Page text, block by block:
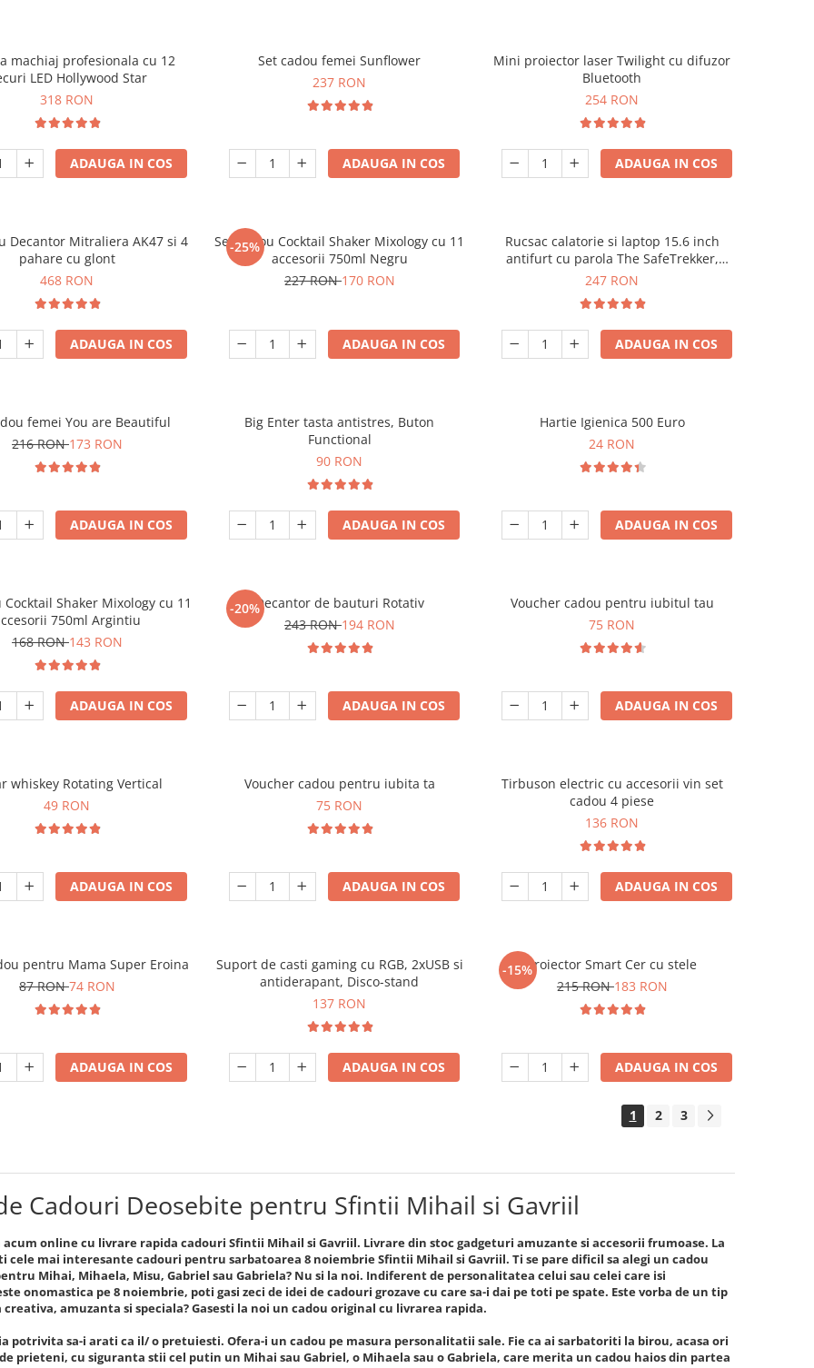
machiaj profesionala cu 12
LED Hollywood Star
318 RON
ADAUGA IN COS
Set cadou femei Sunflower
237 RON
ADAUGA IN COS
Mini proiector laser Twilight cu difuzor
Bluetooth
254 RON
ADAUGA IN COS
Decantor Mitraliera AK47 si 4
pahare cu glont
468 RON
ADAUGA IN COS
-25%
Set cadou Cocktail Shaker Mixology cu 11
accesorii 750ml Negru
227 RON170 RON
ADAUGA IN COS
Rucsac calatorie si laptop 15.6 inch
antifurt cu parola The SafeTrekker,
44x30x15 cm, Port USB, Impermeabil si
Priority, Negru
247 RON
ADAUGA IN COS
femei You are Beautiful
216 RON173 RON
ADAUGA IN COS
Big Enter tasta antistres, Buton
Functional
90 RON
ADAUGA IN COS
Hartie Igienica 500 Euro
24 RON
ADAUGA IN COS
Cocktail Shaker Mixology cu 11
750ml Argintiu
168 RON143 RON
ADAUGA IN COS
-20%Decantor de bauturi Rotativ
243 RON194 RON
ADAUGA IN COS
Voucher cadou pentru iubitul tau
75 RON
ADAUGA IN COS
whiskey Rotating Vertical
49 RON
ADAUGA IN COS
Voucher cadou pentru iubita ta
75 RON
ADAUGA IN COS
Tirbuson electric cu accesorii vin set
cadou 4 piese
136 RON
ADAUGA IN COS
pentru Mama Super Eroina
87 RON74 RON
ADAUGA IN COS
Suport de casti gaming cu RGB, 2xUSB si
antiderapant, Disco-stand
137 RON
ADAUGA IN COS
-15%Proiector Smart Cer cu stele
215 RON183 RON
ADAUGA IN COS
1 2 3
Cadouri Deosebite pentru Sfintii Mihail si Gavriil
acum online cu livrare rapida cadouri Sfintii Mihail si Gavriil. Livrare din stoc gadgeturi amuzante si accesorii frumoase. La
cele mai interesante cadouri pentru sarbatoarea 8 noiembrie Sfintii Mihail si Gavriil. Ti se pare dificil sa alegi un cadou
Mihai, Mihaela, Misu, Gabriel sau Gabriela? Nu si la noi. Indiferent de personalitatea celui sau celei care isi
onomastica pe 8 noiembrie, poti gasi zeci de idei de cadouri grozave cu care sa-i dai pe toti pe spate. Este vorba de un tip
creativa, amuzanta si speciala? Gasesti la noi un cadou original cu livrarea rapida.
potrivita sa-i arati ca il/ o pretuiesti. Ofera-i un cadou pe masura personalitatii sale. Fie ca ai sarbatoriti la birou, acasa ori
prieteni, cu siguranta stii cel putin un Mihai sau Gabriel, o Mihaela sau o Gabriela, care merita un cadou haios din partea